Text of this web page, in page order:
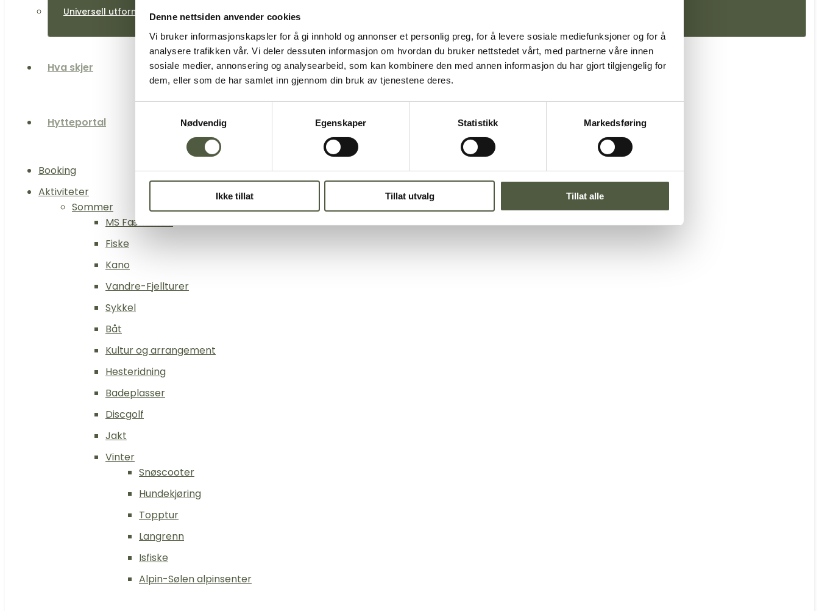
Denne nettsiden anvender cookies
Vi bruker informasjonskapsler for å gi innhold og annonser et personlig preg, for å levere sosiale mediefunksjoner og for å
analysere trafikken vår. Vi deler dessuten informasjon om hvordan du bruker nettstedet vårt, med partnerne våre innen
sosiale medier, annonsering og analysearbeid, som kan kombinere den med annen informasjon du har gjort tilgjengelig for
dem, eller som de har samlet inn gjennom din bruk av tjenestene deres.
Nødvendig
Egenskaper Statistikk Markedsføring
Ikke tillat Tillat utvalg Tillat alle
Universell utforming
Hva skjer
Hytteportal
Booking
Aktiviteter
Sommer
MS Fæmund II
Fiske
Kano
Vandre-Fjellturer
Sykkel
Båt
Kultur og arrangement
Hesteridning
Badeplasser
Discgolf
Jakt
Vinter
Snøscooter
Hundekjøring
Topptur
Langrenn
Isfiske
Alpin-Sølen alpinsenter